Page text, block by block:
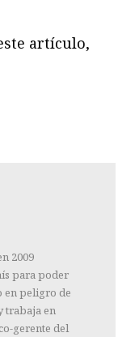
artículo,
2009
para poder
en peligro de
trabaja en
gerente del